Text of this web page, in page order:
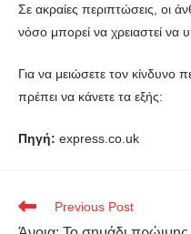
Σε ακραίες περιπτώσεις, οι
νόσο μπορεί να χρειαστεί
Για να μειώσετε τον κίνδυνο
πρέπει να κάνετε τα εξής:
Πηγή: express.co.uk
Previous Post